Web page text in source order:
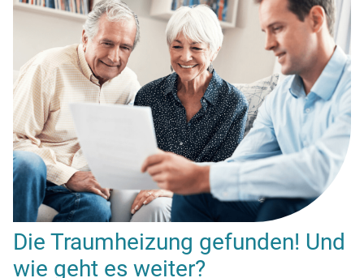
Die Traumheizung gefunden! Und
wie geht es weiter?